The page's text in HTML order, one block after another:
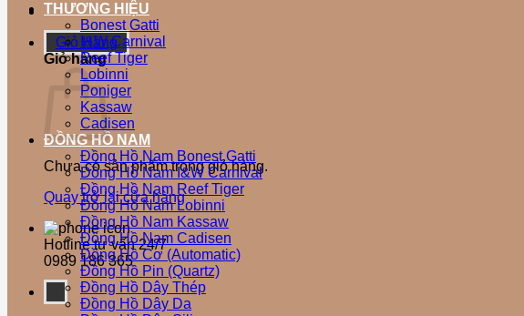
Giỏ Hàng
Giỏ hàng
Chưa có sản phẩm trong giỏ hàng.
Quay trở lại cửa hàng
Hotline tư vấn 24/7
0989 186 365
THƯƠNG HIỆU
Bonest Gatti
I&W Carnival
Reef Tiger
Lobinni
Poniger
Kassaw
Cadisen
ĐỒNG HỒ NAM
Đồng Hồ Nam Bonest Gatti
Đồng Hồ Nam I&W Carnival
Đồng Hồ Nam Reef Tiger
Đồng Hồ Nam Lobinni
Đồng Hồ Nam Kassaw
Đồng Hồ Nam Cadisen
Đồng Hồ Cơ (Automatic)
Đồng Hồ Pin (Quartz)
Đồng Hồ Dây Thép
Đồng Hồ Dây Da